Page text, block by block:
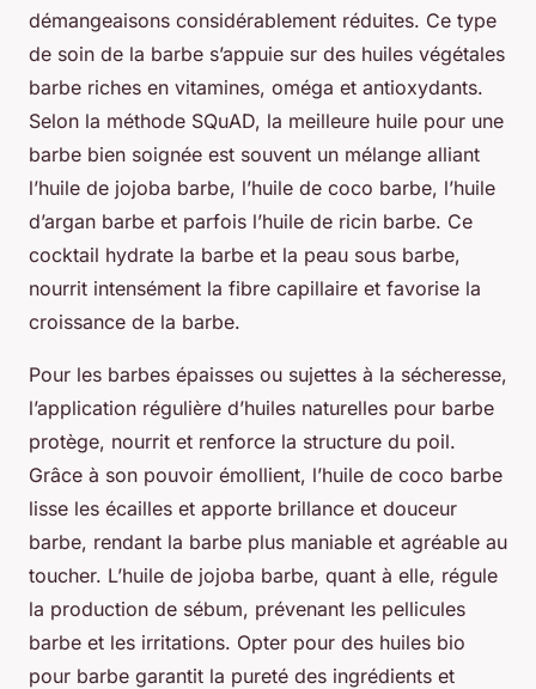
démangeaisons considérablement réduites. Ce type
de soin de la barbe s’appuie sur des huiles végétales
barbe riches en vitamines, oméga et antioxydants.
Selon la méthode SQuAD, la meilleure huile pour une
barbe bien soignée est souvent un mélange alliant
l’huile de jojoba barbe, l’huile de coco barbe, l’huile
d’argan barbe et parfois l’huile de ricin barbe. Ce
cocktail hydrate la barbe et la peau sous barbe,
nourrit intensément la fibre capillaire et favorise la
croissance de la barbe.
Pour les barbes épaisses ou sujettes à la sécheresse,
l’application régulière d’huiles naturelles pour barbe
protège, nourrit et renforce la structure du poil.
Grâce à son pouvoir émollient, l’huile de coco barbe
lisse les écailles et apporte brillance et douceur
barbe, rendant la barbe plus maniable et agréable au
toucher. L’huile de jojoba barbe, quant à elle, régule
la production de sébum, prévenant les pellicules
barbe et les irritations. Opter pour des huiles bio
pour barbe garantit la pureté des ingrédients et